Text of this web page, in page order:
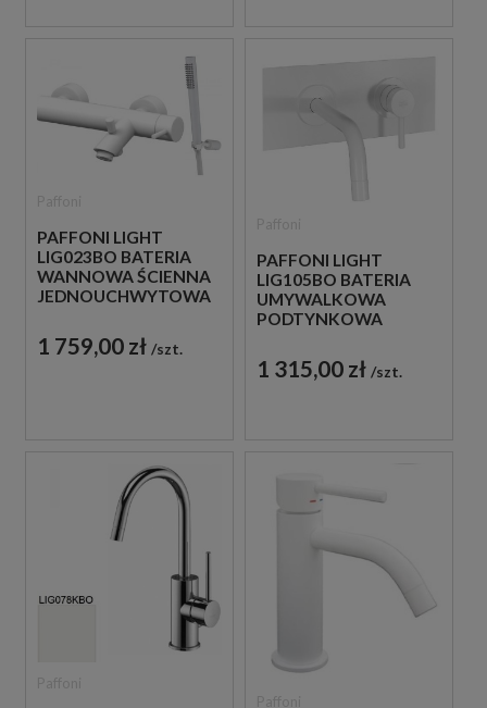
PAFFONI LIGHT
LIG023BO BATERIA
WANNOWA ŚCIENNA
JEDNOUCHWYTOWA
1 759,00 zł szt.
PAFFONI LIGHT
LIG105BO BATERIA
UMYWALKOWA
PODTYNKOWA
BIAŁA
1 315,00 zł szt.